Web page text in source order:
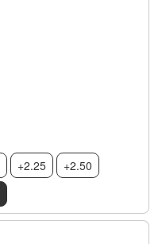
+2.25
+2.50